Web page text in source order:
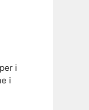
i
i